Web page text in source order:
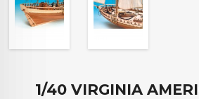
1/40 VIRGINIA